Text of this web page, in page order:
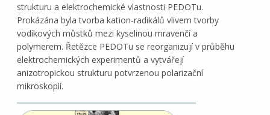
strukturu a elektrochemické vlastnosti PEDOTu.
Prokázána byla tvorba kation-radikálů vlivem tvorby
vodíkových můstků mezi kyselinou mravenčí a
polymerem. Řetězce PEDOTu se reorganizují v průběhu
elektrochemických experimentů a vytvářejí
anizotropickou strukturu potvrzenou polarizační
mikroskopií.